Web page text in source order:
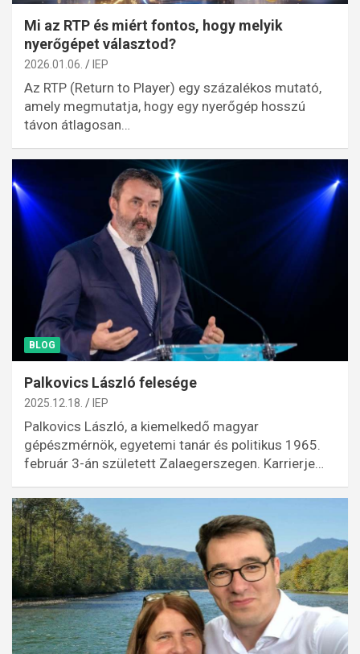
Mi az RTP és miért fontos, hogy melyik
nyerőgépet választod?
2026.01.06. IEP
Az RTP (Return to Player) egy százalékos mutató,
amely megmutatja, hogy egy nyerőgép hosszú
távon átlagosan…
BLOG
Palkovics László felesége
2025.12.18. IEP
Palkovics László, a kiemelkedő magyar
gépészmérnök, egyetemi tanár és politikus 1965.
február 3-án született Zalaegerszegen. Karrierje…